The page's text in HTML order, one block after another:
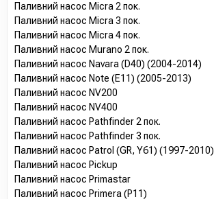
Паливний насос Micra 2 пок.
Паливний насос Micra 3 пок.
Паливний насос Micra 4 пок.
Паливний насос Murano 2 пок.
Паливний насос Navara (D40) (2004-2014)
Паливний насос Note (E11) (2005-2013)
Паливний насос NV200
Паливний насос NV400
Паливний насос Pathfinder 2 пок.
Паливний насос Pathfinder 3 пок.
Паливний насос Patrol (GR, Y61) (1997-2010)
Паливний насос Pickup
Паливний насос Primastar
Паливний насос Primera (P11)